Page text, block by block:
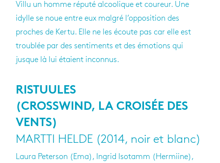
Villu un homme réputé alcoolique et coureur. Une
idylle se noue entre eux malgré l’opposition des
proches de Kertu. Elle ne les écoute pas car elle est
troublée par des sentiments et des émotions qui
jusque là lui étaient inconnus.
RISTUULES
(CROSSWIND, LA CROISÉE DES
VENTS)
MARTTI HELDE (2014, noir et blanc)
Laura Peterson (Ema), Ingrid Isotamm (Hermiine),